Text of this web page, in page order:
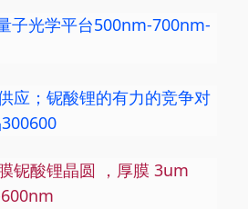
子光学平台500nm-700nm-
应；铌酸锂的有力的竞争对
铌酸锂晶圆 ， 厚膜 3um